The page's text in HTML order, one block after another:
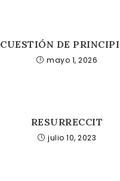
CUESTIÓN DE
mayo 1, 2026
RESURRECCIT
julio 10, 2023